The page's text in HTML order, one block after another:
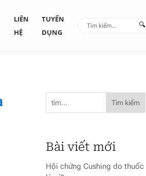
LIÊN
HỆ
TUYỂN
DỤNG
🔍
Tìm kiếm
Bài viết mới
Hội chứng Cushing do thuốc